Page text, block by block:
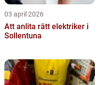
03 april 2026
Att anlita rätt elektriker i
Sollentuna